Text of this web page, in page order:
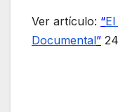
Ver artículo: “
Documental”